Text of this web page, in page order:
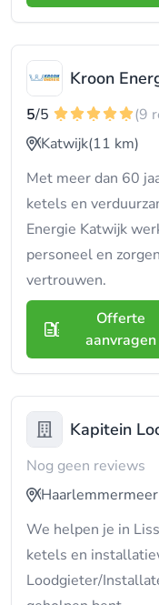
Kroon
5/5
(9
Katwijk(11 km)
Met meer dan 60
ketels en
Energie Katwijk
personeel en
vertrouwen.
Offerte
aanvragen
Kapitein
Nog geen reviews
Haarlemmermeer
We helpen je in
ketels en
Loodgieter/